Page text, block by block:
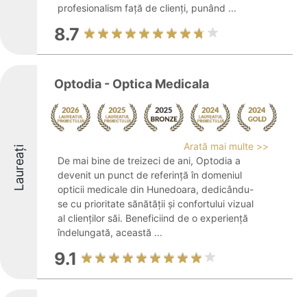
profesionalism față de clienți, punând ...
8.7
Laureați
Optodia - Optica Medicala
Arată mai multe >>
De mai bine de treizeci de ani, Optodia a
devenit un punct de referință în domeniul
opticii medicale din Hunedoara, dedicându-
se cu prioritate sănătății și confortului vizual
al clienților săi. Beneficiind de o experiență
îndelungată, această ...
9.1